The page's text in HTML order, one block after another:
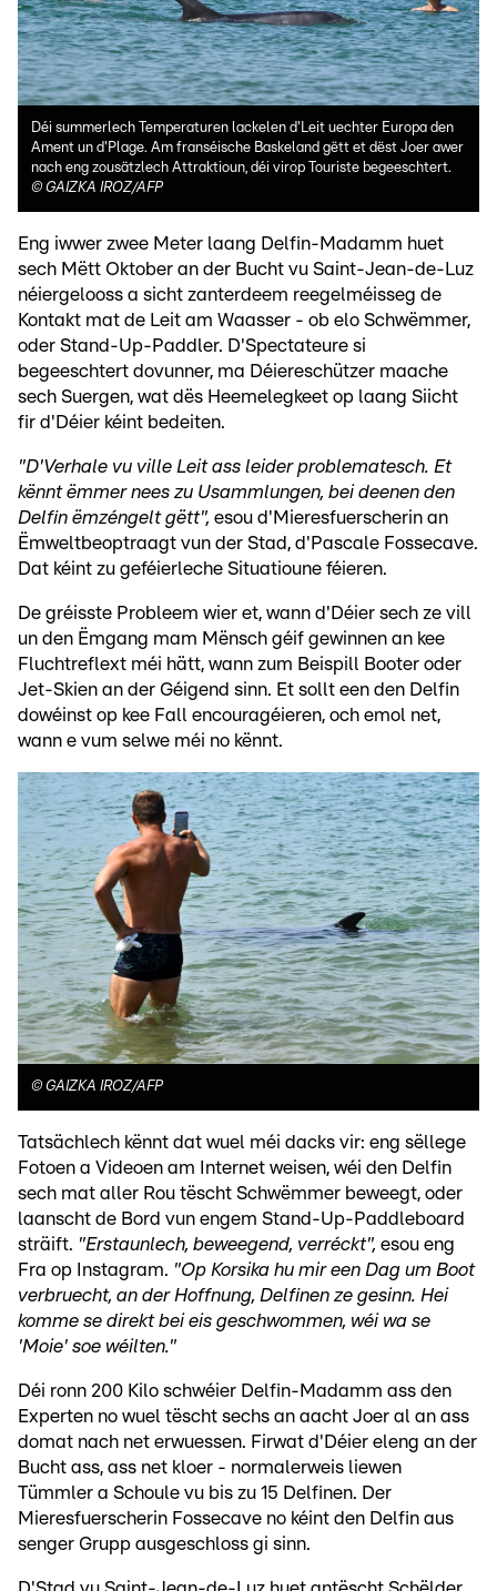
Déi summerlech Temperaturen lackelen d'Leit uechter Europa den
Ament un d'Plage. Am franséische Baskeland gëtt et dëst Joer awer
nach eng zousätzlech Attraktioun, déi virop Touriste begeeschtert.
© GAIZKA IROZ/AFP
Eng iwwer zwee Meter laang Delfin-Madamm huet
sech Mëtt Oktober an der Bucht vu Saint-Jean-de-Luz
néiergelooss a sicht zanterdeem reegelméisseg de
Kontakt mat de Leit am Waasser - ob elo Schwëmmer,
oder Stand-Up-Paddler. D'Spectateure si
begeeschtert dovunner, ma Déiereschützer maache
sech Suergen, wat dës Heemelegkeet op laang Siicht
fir d'Déier kéint bedeiten.
"D'Verhale vu ville Leit ass leider problematesch. Et
kënnt ëmmer nees zu Usammlungen, bei deenen den
Delfin ëmzéngelt gëtt", esou d'Mieresfuerscherin an
Ëmweltbeoptraagt vun der Stad, d'Pascale Fossecave.
Dat kéint zu geféierleche Situatioune féieren.
De gréisste Probleem wier et, wann d'Déier sech ze vill
un den Ëmgang mam Mënsch géif gewinnen an kee
Fluchtreflext méi hätt, wann zum Beispill Booter oder
Jet-Skien an der Géigend sinn. Et sollt een den Delfin
dowéinst op kee Fall encouragéieren, och emol net,
wann e vum selwe méi no kënnt.
© GAIZKA IROZ/AFP
Tatsächlech kënnt dat wuel méi dacks vir: eng sëllege
Fotoen a Videoen am Internet weisen, wéi den Delfin
sech mat aller Rou tëscht Schwëmmer beweegt, oder
laanscht de Bord vun engem Stand-Up-Paddleboard
sträift. "Erstaunlech, beweegend, verréckt", esou eng
Fra op Instagram. "Op Korsika hu mir een Dag um Boot
verbruecht, an der Hoffnung, Delfinen ze gesinn. Hei
komme se direkt bei eis geschwommen, wéi wa se
'Moie' soe wéilten."
Déi ronn 200 Kilo schwéier Delfin-Madamm ass den
Experten no wuel tëscht sechs an aacht Joer al an ass
domat nach net erwuessen. Firwat d'Déier eleng an der
Bucht ass, ass net kloer - normalerweis liewen
Tümmler a Schoule vu bis zu 15 Delfinen. Der
Mieresfuerscherin Fossecave no kéint den Delfin aus
senger Grupp ausgeschloss gi sinn.